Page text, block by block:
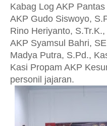
Kabag Log AKP
AKP Gudo Siswoyo,
Rino Heriyanto,
AKP Syamsul Bahri,
Madya Putra, S.Pd.,
Kasi Propam AKP
personil jajaran.